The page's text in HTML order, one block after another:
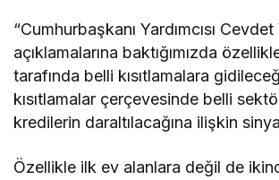
“Cumhurbaşkanı Yardımcısı Cevdet
açıklamalarına baktığımızda
tarafında belli kısıtlamalara
kısıtlamalar çerçevesinde belli
kredilerin daraltılacağına ilişkin
Özellikle ilk ev alanlara değil de